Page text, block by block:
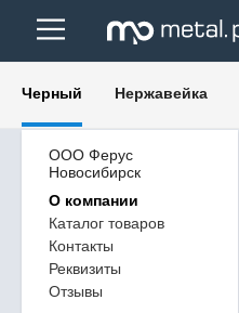
Черный Нержавейка
ООО Ферус
Новосибирск
О компании
Каталог товаров
Контакты
Реквизиты
Отзывы